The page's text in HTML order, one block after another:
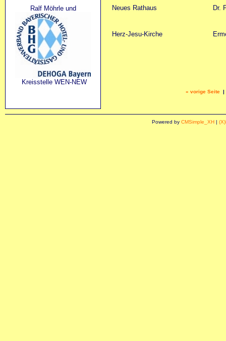
Ralf Möhrle und
Kreisstelle WEN-NEW
Neues Rathaus Dr.
Herz-Jesu-Kirche
« vorige Seite
Powered by CMSimple_XH|